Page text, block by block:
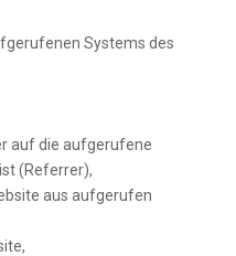
Systems des
auf die aufgerufene
(Referrer),
aus aufgerufen